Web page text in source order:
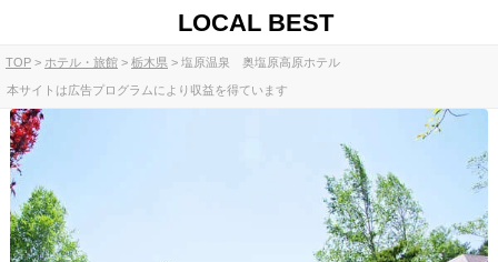
LOCAL BEST
TOP ホテル・旅館 栃木県 塩原温泉 奥塩原高原ホテル
本サイトは広告プログラムにより収益を得ています